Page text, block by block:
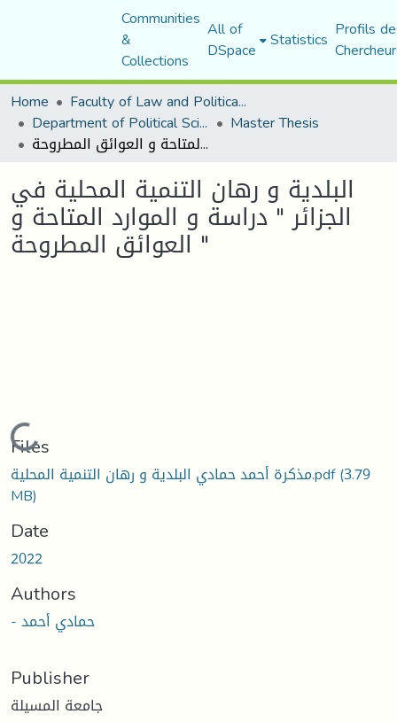
Communities
&
Collections
All of
DSpace Statistics Profils
Home
Faculty of Law and Political Science
Department of Political Sciences Master Thesis
البلدية و رهان التنمية المحلية في الجزائر " دراسة و الموارد المتاحة و العوائق المطروحة "
البلدية و رهان التنمية المحلية في
الجزائر " دراسة و الموارد المتاحة و
العوائق المطروحة "
Loading...
Files
مذكرة أحمد حمادي البلدية و رهان التنمية المحلية.pdf(3.79
MB)
Date
2022
Authors
- حمادي أحمد
Publisher
جامعة المسيلة